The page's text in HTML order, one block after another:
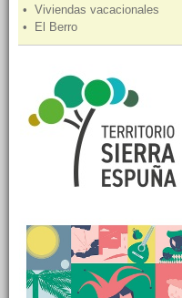
• Viviendas vacacionales
• El Berro